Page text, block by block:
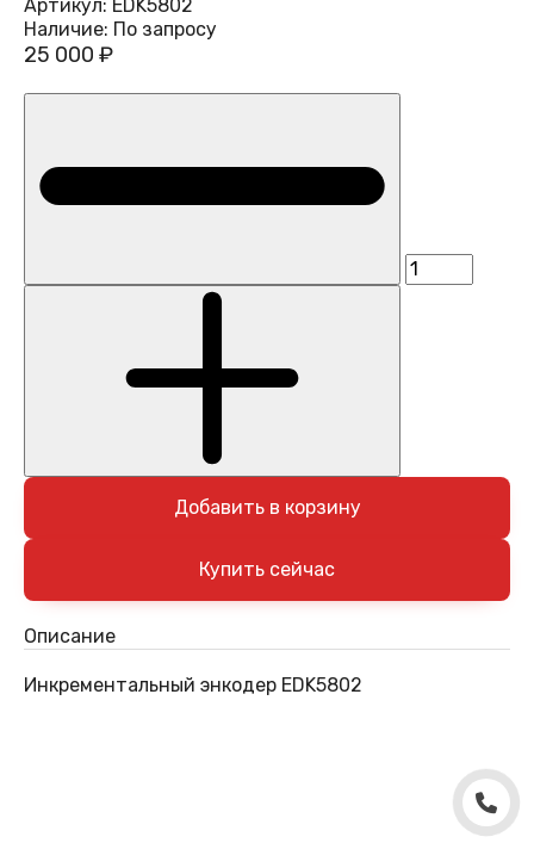
Артикул: EDK5802
Наличие: По запросу
25 000 ₽
Добавить в корзину
Описание
Инкрементальный энкодер EDK5802